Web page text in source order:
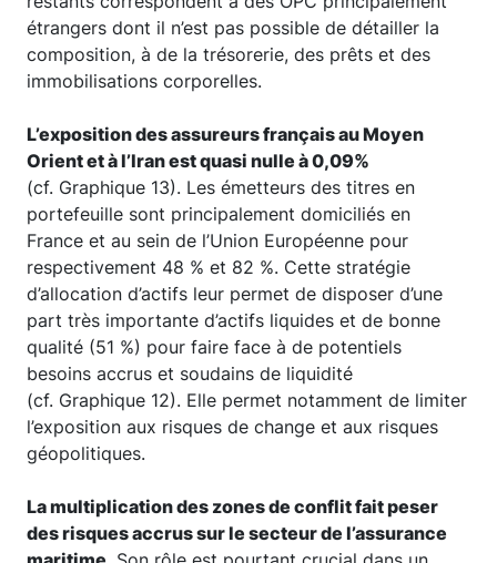
étrangers dont il n’est pas possible de détailler la
composition, à de la trésorerie, des prêts et des
immobilisations corporelles.
L’exposition des assureurs français au Moyen
Orient et à l’Iran est quasi nulle à 0,09%
(cf. Graphique 13). Les émetteurs des titres en
portefeuille sont principalement domiciliés en
France et au sein de l’Union Européenne pour
respectivement 48 % et 82 %. Cette stratégie
d’allocation d’actifs leur permet de disposer d’une
part très importante d’actifs liquides et de bonne
qualité (51 %) pour faire face à de potentiels
besoins accrus et soudains de liquidité
(cf. Graphique 12). Elle permet notamment de limiter
l’exposition aux risques de change et aux risques
géopolitiques.
La multiplication des zones de conflit fait peser
des risques accrus sur le secteur de l’assurance